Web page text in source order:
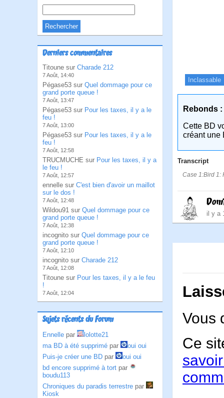
Derniers commentaires
Titoune sur Charade 212
7 Août, 14:40
Pégase53 sur Quel dommage pour ce
grand porte queue !
7 Août, 13:47
Pégase53 sur Pour les taxes, il y a le
feu !
7 Août, 13:00
Pégase53 sur Pour les taxes, il y a le
feu !
7 Août, 12:58
TRUCMUCHE sur Pour les taxes, il y a
le feu !
7 Août, 12:57
ennelle sur C'est bien d'avoir un maillot
sur le dos !
7 Août, 12:48
Wildou91 sur Quel dommage pour ce
grand porte queue !
7 Août, 12:38
incognito sur Quel dommage pour ce
grand porte queue !
7 Août, 12:10
incognito sur Charade 212
7 Août, 12:08
Titoune sur Pour les taxes, il y a le feu
!
7 Août, 12:04
Sujets récents du Forum
Ennelle par
lolotte21
ma BD à été supprimé par
oui oui
Puis-je créer une BD par
oui oui
bd encore supprimé à tort par
boudu113
Chroniques du paradis terrestre par
Kiosk
Inclassable
Rebonds :
Cette BD
créant une
Transcript
Case 1:Bird 1:
il y a
Vous
Ce